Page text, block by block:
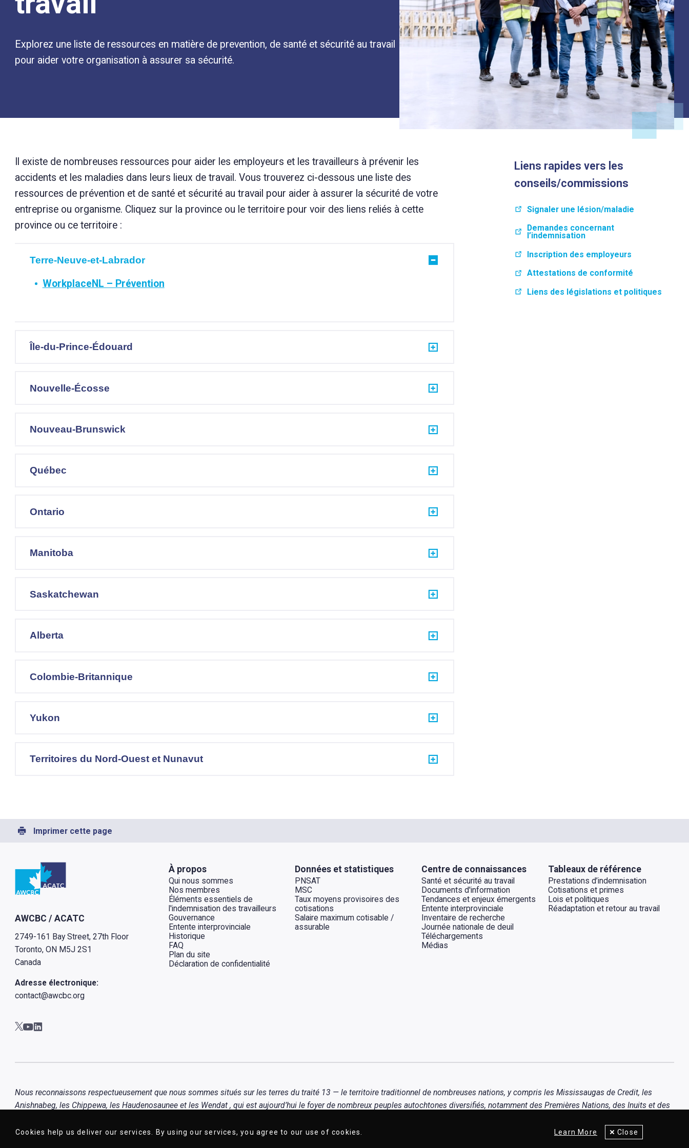
Explorez une liste de ressources en matière de prevention, de santé et sécurité au travail
pour aider votre organisation à assurer sa sécurité.
Il existe de nombreuses ressources pour aider les employeurs et les travailleurs à prévenir les
accidents et les maladies dans leurs lieux de travail. Vous trouverez ci-dessous une liste des
ressources de prévention et de santé et sécurité au travail pour aider à assurer la sécurité de votre
entreprise ou organisme. Cliquez sur la province ou le territoire pour voir des liens reliés à cette
province ou ce territoire :
Terre-Neuve-et-Labrador
WorkplaceNL – Prévention
Île-du-Prince-Édouard
Nouvelle-Écosse
Nouveau-Brunswick
Québec
Ontario
Manitoba
Saskatchewan
Alberta
Colombie-Britannique
Yukon
Territoires du Nord-Ouest et Nunavut
Liens rapides vers les
conseils/commissions
Signaler une lésion/maladie
Demandes concernant
l’indemnisation
Inscription des employeurs
Attestations de conformité
Liens des législations et politiques
Imprimer cette page
Retour à l'Accueil
AWCBC / ACATC
2749-161 Bay Street, 27th Floor
Toronto, ON M5J 2S1
Canada
Adresse électronique:
contact@awcbc.org
Aller à AWCBC / ACATC twitter in new tab
Aller à AWCBC / ACATC youtube in new tab
Aller à AWCBC / ACATC linkedin in new tab
À propos
Qui nous sommes
Nos membres
Éléments essentiels de
l'indemnisation des travailleurs
Gouvernance
Entente interprovinciale
Historique
FAQ
Plan du site
Déclaration de confidentialité
Données et statistiques
PNSAT
MSC
Taux moyens provisoires des
cotisations
Salaire maximum cotisable /
assurable
Centre de connaissances
Santé et sécurité au travail
Documents d'information
Tendances et enjeux émergents
Entente interprovinciale
Inventaire de recherche
Journée nationale de deuil
Téléchargements
Médias
Tableaux de référence
Prestations d’indemnisation
Cotisations et primes
Lois et politiques
Réadaptation et retour au travail
Nous reconnaissons respectueusement que nous sommes situés sur les terres du traité 13 — le territoire traditionnel de nombreuses nations, y compris les Mississaugas de Credit, les
Anishnabeg, les Chippewa, les Haudenosaunee et les Wendat , qui est aujourd’hui le foyer de nombreux peuples autochtones diversifiés, notamment des Premières Nations, des Inuits et des
Cookies help us deliver our services. By using our services, you agree to our use of cookies. Learn More Close